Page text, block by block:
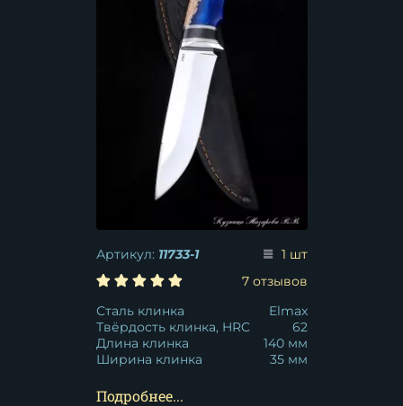
Артикул: 11733-1
1 шт
7 отзывов
Сталь клинка
Elmax
Твёрдость клинка, HRC
62
Длина клинка
140 мм
Ширина клинка
35 мм
Подробнее...